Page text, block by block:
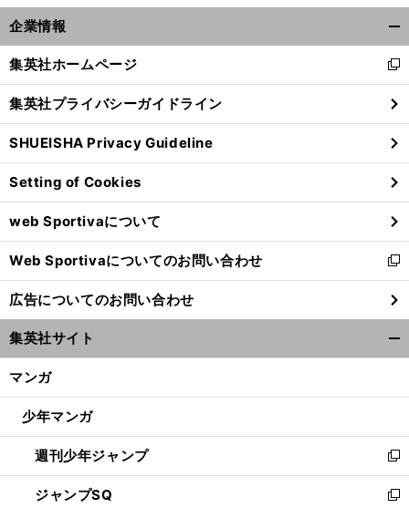
企業情報
閉
る
集英社ホームページ
新
し
い
ウ
ィ
ン
ド
ウ
で
開
く
集英社プライバシーガイドライン
SHUEISHA Privacy Guideline
Setting of Cookies
web Sportivaについて
Web Sportivaについてのお問い合わせ
新
し
い
ウ
ィ
ン
ウ
開
く
広告についてのお問い合わせ
集英社サイト
マンガ
少年マンガ
週刊少年ジャンプ
新
し
い
ジャンプSQ
新